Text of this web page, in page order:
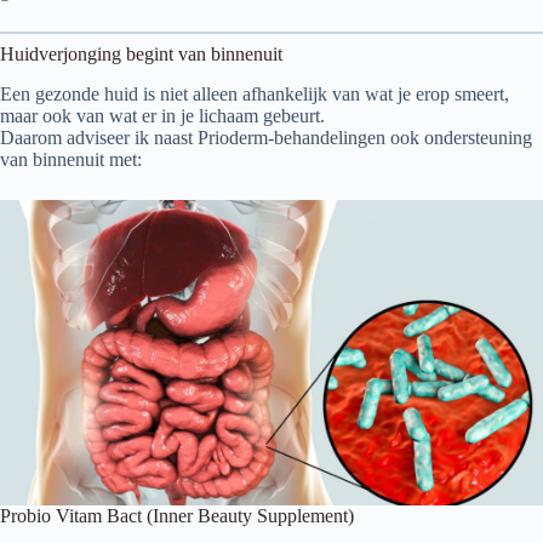
Huidverjonging begint van binnenuit
Een gezonde huid is niet alleen afhankelijk van wat je erop smeert,
maar ook van wat er in je lichaam gebeurt.
Daarom adviseer ik naast Prioderm-behandelingen ook ondersteuning
van binnenuit met:
Probio Vitam Bact (Inner Beauty Supplement)